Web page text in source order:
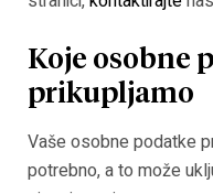
Koje osobne
prikupljamo
Vaše osobne podatke
potrebno, a to može